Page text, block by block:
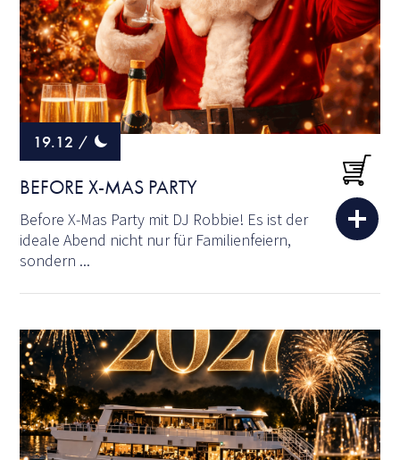
19.12 /
BEFORE X-MAS PARTY
Before X-Mas Party mit DJ Robbie! Es ist der
ideale Abend nicht nur für Familienfeiern,
sondern ...